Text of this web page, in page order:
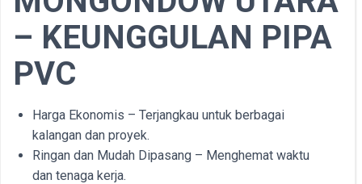
– KEUNGGULAN PIPA
PVC
Harga Ekonomis – Terjangkau untuk berbagai
kalangan dan proyek.
Ringan dan Mudah Dipasang – Menghemat waktu
dan tenaga kerja.